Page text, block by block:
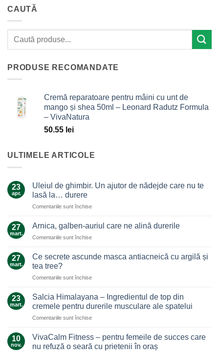
CAUTĂ
PRODUSE RECOMANDATE
Cremă reparatoare pentru mâini cu unt de
mango și shea 50ml – Leonard Radutz Formula
– VivaNatura
50.55 lei
ULTIMELE ARTICOLE
23
apr.
Uleiul de ghimbir. Un ajutor de nădejde care nu te
lasă la… durere
Comentariile sunt închisepentru
de
Un
de
nu
lasă
la…
27
mart.
Arnica, galben-auriul care ne alină durerile
Comentariile sunt închisepentru
galben-
ne
durerile
27
mart.
Ce secrete ascunde masca antiacneică cu argilă și
tea tree?
Comentariile sunt închisepentru
secrete
ascunde
masca
antiacneică
argilă
23
mart.
Salcia Himalayana – Ingredientul de top din
cremele pentru durerile musculare ale spatelui
Comentariile sunt închisepentru
Himalayana
Ingredientul
10
nov.
VivaCalm Fitness – pentru femeile de succes care
nu refuză o seară cu prietenii în oraș